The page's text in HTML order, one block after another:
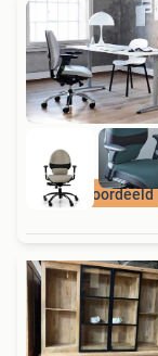
Best beoordeeld